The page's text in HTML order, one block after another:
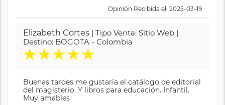
Opinión Recibida el: 2025-03-19
Elizabeth Cortes | Tipo Venta: Sitio Web |
Destino: BOGOTA - Colombia
★★★★★
Buenas tardes me gustaría el catálogo de editorial
del magisterio. Y libros para educación. Infantil.
Muy amables